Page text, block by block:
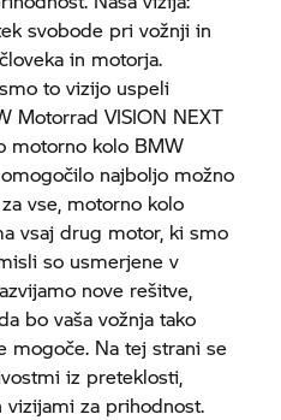
svobode pri vožnji in
in motorja.
to vizijo uspeli
Motorrad VISION NEXT
motorno kolo BMW
najboljo možno
vse, motorno kolo
vsaj drug motor, ki smo
so usmerjene v
nove rešitve,
bo vaša vožnja tako
mogoče. Na tej strani se
iz preteklosti,
za prihodnost.